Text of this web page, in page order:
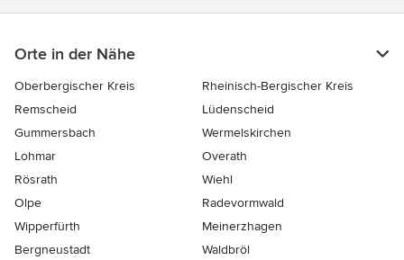
Orte in der Nähe
Oberbergischer Kreis
Rheinisch-Bergischer Kreis
Remscheid
Lüdenscheid
Gummersbach
Wermelskirchen
Lohmar
Overath
Rösrath
Wiehl
Olpe
Radevormwald
Wipperfürth
Meinerzhagen
Bergneustadt
Waldbröl